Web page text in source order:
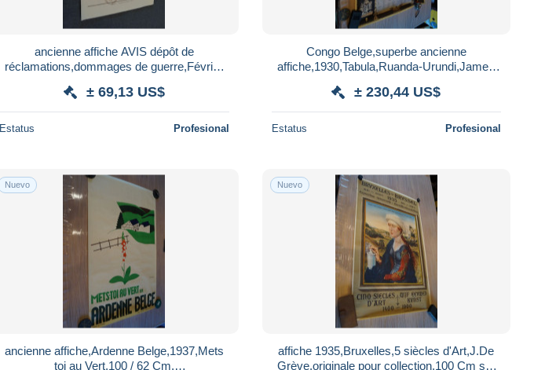
ancienne affiche AVIS dépôt de
réclamations,dommages de guerre,Février
± 69,13 US$
Estatus Profesional
Congo Belge,superbe ancienne
affiche,1930,Tabula,Ruanda-Urundi,James
collection
± 230,44 US$
Estatus Profesional
Nuevo
ancienne affiche,Ardenne Belge,1937,Mets
toi au Vert,100 / 62 Cm.
Nuevo
affiche 1935,Bruxelles,5 siècles d'Art,J.De
Grève,originale pour collection,100 Cm sur